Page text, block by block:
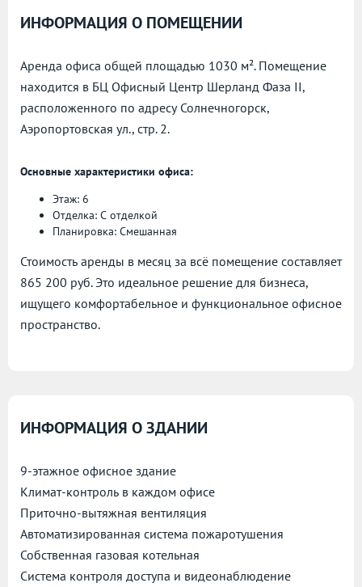
ИНФОРМАЦИЯ О ПОМЕЩЕНИИ
Аренда офиса общей площадью 1030 м². Помещение
находится в БЦ Офисный Центр Шерланд Фаза II,
расположенного по адресу Солнечногорск,
Аэропортовская ул., стр. 2.
Основные характеристики офиса:
Этаж: 6
Отделка: С отделкой
Планировка: Смешанная
Стоимость аренды в месяц за всё помещение составляет
865 200 руб. Это идеальное решение для бизнеса,
ищущего комфортабельное и функциональное офисное
пространство.
ИНФОРМАЦИЯ О ЗДАНИИ
9-этажное офисное здание
Климат-контроль в каждом офисе
Приточно-вытяжная вентиляция
Автоматизированная система пожаротушения
Собственная газовая котельная
Система контроля доступа и видеонаблюдение